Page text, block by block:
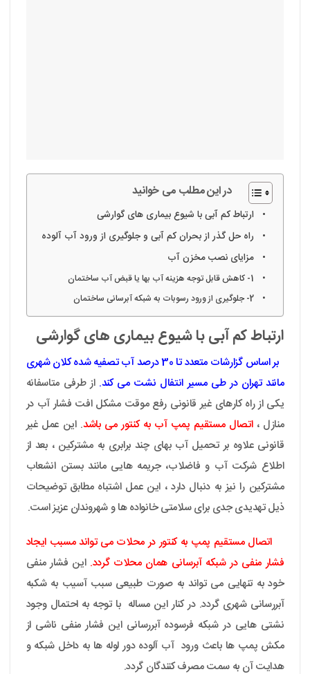
در این مطلب می خوانید
ارتباط کم آبی با شیوع بیماری های گوارشی
راه حل گذر از بحران کم آبی و جلوگیری از ورود آب آلوده
مزایای نصب مخزن آب
ارتباط کم آبی با شیوع بیماری های گوارشی
بر اساس گزارشات متعدد تا 30 درصد آب تصفیه شده کلان شهری
مانند تهران در طی مسیر انتفال نشت می کند.از طرفی متاسفانه
یکی از راه کارهای غیر قانونی رفع موقت مشکل افت فشار آب در
منازل ، اتصال مستقیم پمپ آب به کنتور می باشد. این عمل غیر
قانونی علاوه بر تحمیل آب بهای چند برابری به مشترکین ، بعد از
اطلاع شرکت آب و فاضلاب، جریمه هایی مانند بستن انشعاب
مشترکین را نیز به دنبال دارد ، این عمل اشتباه مطابق توضیحات
ذیل تهدیدی جدی برای سلامتی خانواده ها و شهروندان عزیز است.
اتصال مستقیم پمپ به کنتور در محلات می تواند مسبب ایجاد
فشار منفی در شبکه آبرسانی همان محلات گردد.این فشار منفی
خود به تنهایی می تواند به صورت طبیعی سبب آسیب به شکبه
آبررسانی شهری گردد. در کنار این مساله با توجه به احتمال وجود
نشتی هایی در شبکه فرسوده آبررسانی این فشار منفی ناشی از
مکش پمپ ها باعث ورود آب آلوده دور لوله ها به داخل شبکه و
هدایت آن به سمت مصرف کنندگان گردد.